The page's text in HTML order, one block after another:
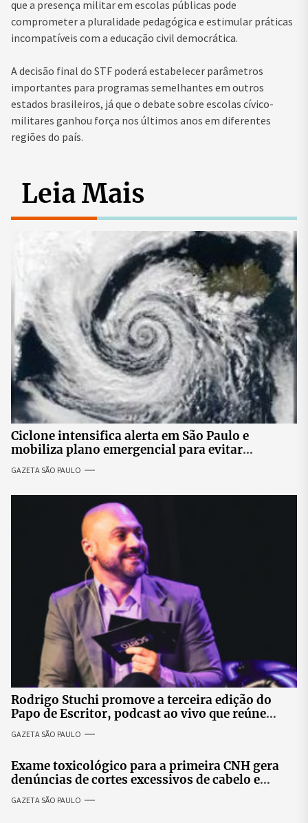
que a presença militar em escolas públicas pode
comprometer a pluralidade pedagógica e estimular práticas
incompatíveis com a educação civil democrática.
A decisão final do STF poderá estabelecer parâmetros
importantes para programas semelhantes em outros
estados brasileiros, já que o debate sobre escolas cívico-
militares ganhou força nos últimos anos em diferentes
regiões do país.
Leia Mais
Ciclone intensifica alerta em São Paulo e
mobiliza plano emergencial para evitar
impactos no fornecimento de energia
GAZETA SÃO PAULO
Rodrigo Stuchi promove a terceira edição do
Papo de Escritor, podcast ao vivo que reúne
especialistas para discutir saúde mental e
prosperidade.
GAZETA SÃO PAULO
Exame toxicológico para a primeira CNH gera
denúncias de cortes excessivos de cabelo e
revolta entre candidatas
GAZETA SÃO PAULO